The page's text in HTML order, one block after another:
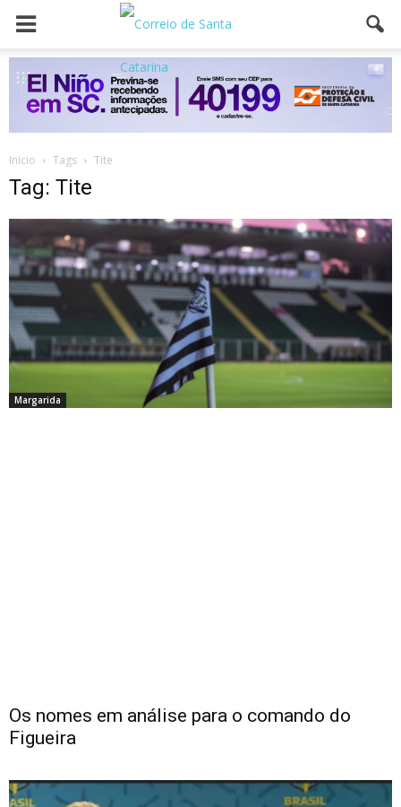
Inicio Tags Tite
Tag: Tite
Margarida
Os nomes em análise para o comando do
Figueira